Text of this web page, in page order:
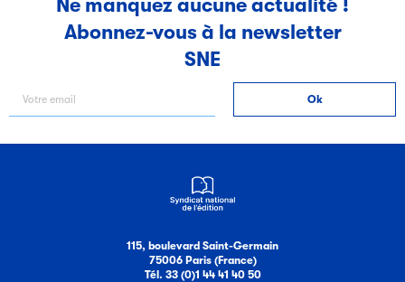
Ne manquez aucune actualité !
Abonnez-vous à la newsletter
SNE
115, boulevard Saint-Germain
75006 Paris (France)
Tél. 33 (0)1 44 41 40 50
Filéas
des acteurs de la filière du livre. Suivez les ventes de vos
ouvrages grâce à Filéas.